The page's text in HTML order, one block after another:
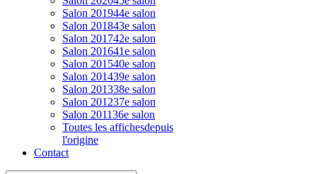
Salon 201944e salon
Salon 201843e salon
Salon 201742e salon
Salon 201641e salon
Salon 201540e salon
Salon 201439e salon
Salon 201338e salon
Salon 201237e salon
Salon 201136e salon
Toutes les affichesdepuis
l'origine
Contact